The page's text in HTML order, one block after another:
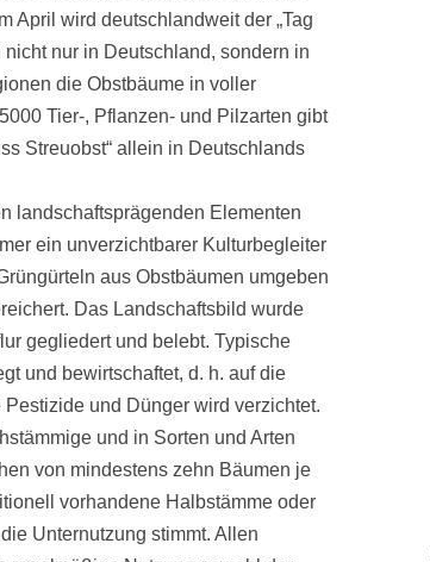
April wird deutschlandweit der „Tag
nur in Deutschland, sondern in
die Obstbäume in voller
Tier-, Pflanzen- und Pilzarten gibt
Streuobst“ allein in Deutschlands
landschaftsprägenden Elementen
ein unverzichtbarer Kulturbegleiter
aus Obstbäumen umgeben
Das Landschaftsbild wurde
gegliedert und belebt. Typische
und bewirtschaftet, d. h. auf die
und Dünger wird verzichtet.
und in Sorten und Arten
von mindestens zehn Bäumen je
vorhandene Halbstämme oder
Unternutzung stimmt. Allen